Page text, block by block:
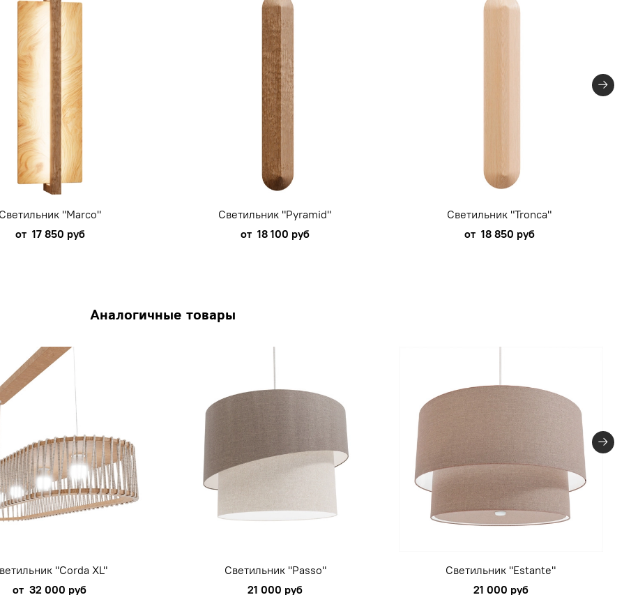
Светильник "Marco"
от 17 850 руб
Светильник "Pyramid"
от 18 100 руб
Светильник "Tronca"
от 18 850 руб
Аналогичные товары
"Corda XL"
от 32 000 руб
Светильник "Passo"
21 000 руб
Светильник "Estante"
21 000 руб